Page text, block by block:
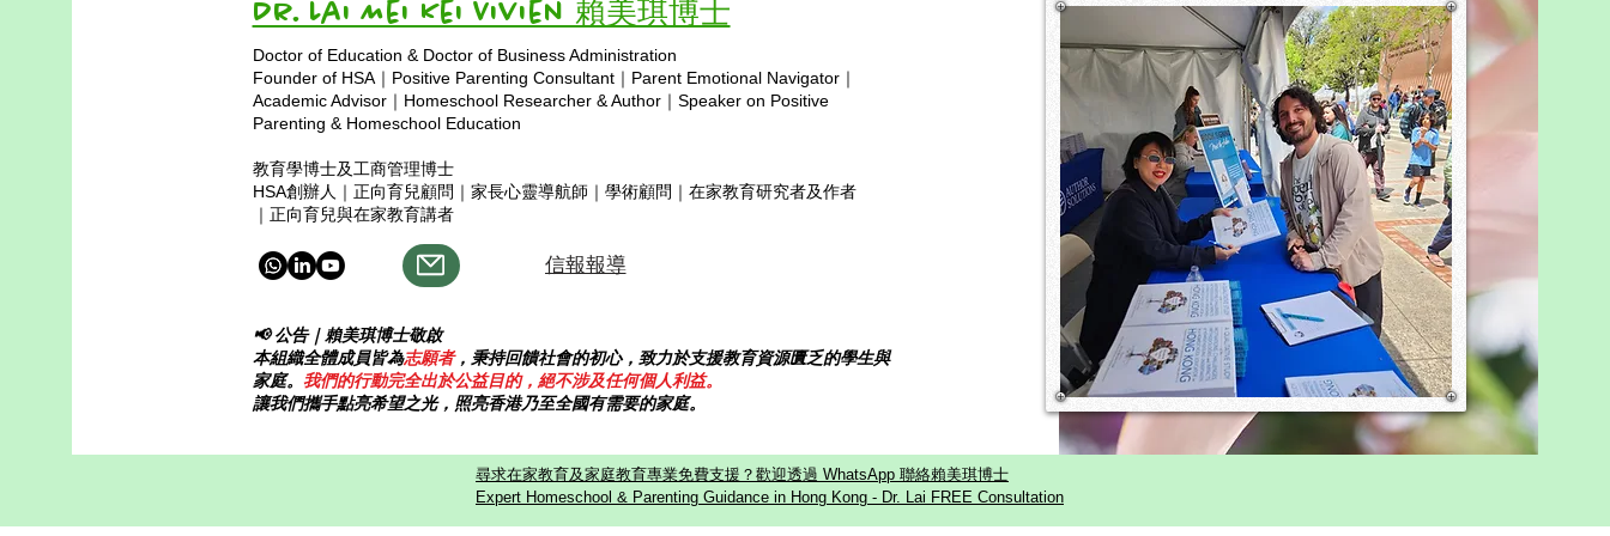
容。每天写不完的功课，让她的心
一天，她轻轻对妈妈说：“妈
妈……我在学校不开心了。”“我能
不能在家学习？”那不是任性，而
救。从那以后，Paris 正式踏上了
在家自学的道路，走向属于自己的
成长节奏。Paris 的妈妈赖博士听
见女儿的心声，没有像许多家
Paris, who has spent many late
nights designing and creating the
first full AI home
emotionally healthy. That is the
foundation of any meaningful
education. So
Copyright © 2025 hsa.com
Dr. Lai Mei Kei Vivien 賴美琪博士
Doctor of Education & Doctor of Business Administration
Founder of HSA｜Positive Parenting Consultant｜Parent Emotional Navigator｜
Academic Advisor｜Homeschool Researcher & Author｜Speaker on Positive
Parenting & Homeschool Education
教育學博士及工商管理博士
HSA創辦人｜正向育兒顧問｜家長心靈導航師｜學術顧問｜在家教育研究者及作者
｜正向育兒與在家教育講者
信報報導
📢 公告｜賴美琪博士敬啟
本組織全體成員皆為志願者，秉持回饋社會的初心，致力於支援教育資源匱乏的學生與
家庭。 我們的行動完全出於公益目的，絕不涉及任何個人利益。
讓我們攜手點亮希望之光，照亮香港乃至全國有需要的家庭。
尋求在家教育及家庭教育專業免費支援？歡迎透過 WhatsApp 聯絡賴美琪博士
Expert Homeschool & Parenting Guidance in Hong Kong - Dr. Lai FREE Consultation